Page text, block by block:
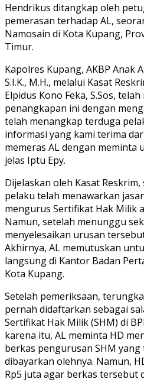
Hendrikus ditangkap oleh
pemerasan terhadap AL,
Namosain di Kota Kupang,
Timur.
Kapolres Kupang, AKBP Anak
S.I.K., M.H., melalui Kasat
Elpidus Kono Feka, S.Sos,
penangkapan ini dengan
telah menangkap terduga
informasi yang kami terima
memeras AL dengan meminta
jelas Iptu Epy.
Dijelaskan oleh Kasat
pelaku telah menawarkan
mengurus Sertifikat Hak Milik
Namun, setelah menunggu
menyelesaikan urusan
Akhirnya, AL memutuskan
langsung di Kantor Badan
Kota Kupang.
Setelah pemeriksaan,
pernah didaftarkan sebagai
Sertifikat Hak Milik (SHM) di
karena itu, AL meminta HD
berkas pengurusan SHM
dibayarkan olehnya. Namun,
Rp5 juta agar berkas tersebut